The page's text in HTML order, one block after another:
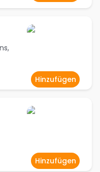
Hinzufügen
Hinzufügen